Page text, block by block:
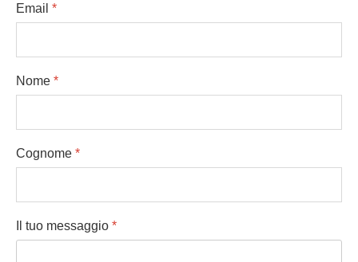
Email *
Nome *
Cognome *
Il tuo messaggio *